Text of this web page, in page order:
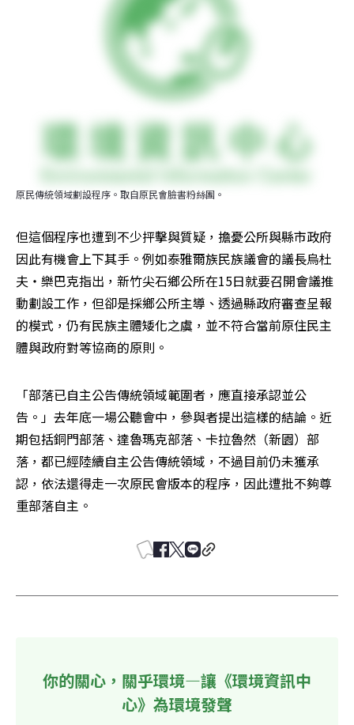
原民傳統領域劃設程序。取自原民會臉書粉絲團。
但這個程序也遭到不少抨擊與質疑，擔憂公所與縣市政府
因此有機會上下其手。例如泰雅爾族民族議會的議長烏杜
夫‧樂巴克指出，新竹尖石鄉公所在15日就要召開會議推
動劃設工作，但卻是採鄉公所主導、透過縣政府審查呈報
的模式，仍有民族主體矮化之虞，並不符合當前原住民主
體與政府對等協商的原則。
「部落已自主公告傳統領域範圍者，應直接承認並公
告。」去年底一場公聽會中，參與者提出這樣的結論。近
期包括銅門部落、達魯瑪克部落、卡拉魯然（新園）部
落，都已經陸續自主公告傳統領域，不過目前仍未獲承
認，依法還得走一次原民會版本的程序，因此遭批不夠尊
重部落自主。
你的關心，關乎環境—讓《環境資訊中
心》為環境發聲